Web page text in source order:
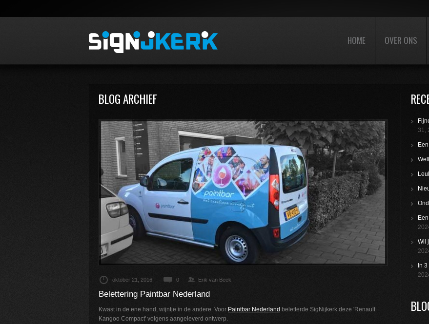
HOME OVER ONS
BLOG ARCHIEF
oktober 21, 2016 0 Erik van Beek
Belettering Paintbar Nederland
Kwast in de ene hand, wijntje in de andere. Voor Paintbar Nederland beletterde SigNijkerk deze 'Renault
Kangoo Compact' volgens aangeleverd ontwerp.
31,
Wil
In